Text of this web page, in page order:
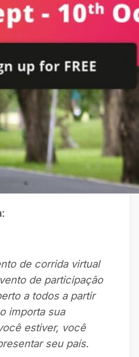
de corrida virtual
de participação
a todos a partir
importa sua
estiver, você
seu país.